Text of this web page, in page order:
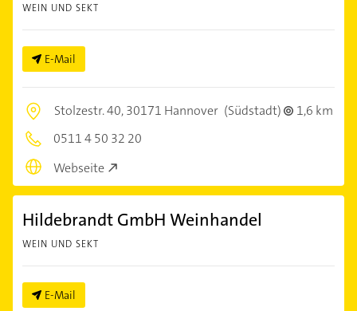
WEIN UND SEKT
E-Mail
Stolzestr. 40,30171 Hannover (Südstadt)
1,6 km
0511 4 50 32 20
Webseite
Hildebrandt GmbH Weinhandel
WEIN UND SEKT
E-Mail